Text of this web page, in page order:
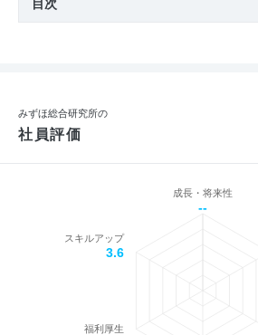
みずほ総合研究所の
社員評価
成長・将来性
--
福利厚生
スキルアップ
3.6